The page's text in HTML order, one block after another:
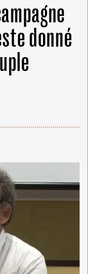
donné
Merci ! →